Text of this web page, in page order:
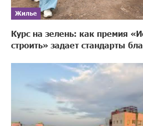
Жилье
Курс на зелень: как премия
строить» задает стандарты